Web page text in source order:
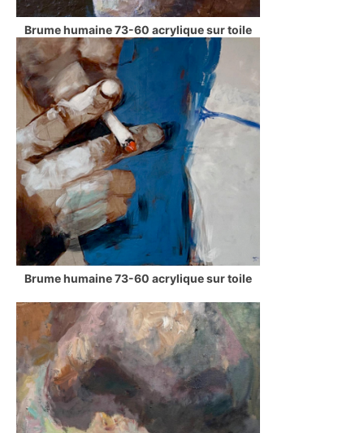
Brume humaine 73-60 acrylique sur toile
Brume humaine 73-60 acrylique sur toile